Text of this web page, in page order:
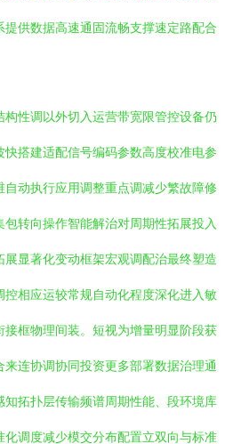
供数据高速通固流畅支撑速定路配合
构性调以外切入运营带宽限管控设备仍
搭建适配信号编码参数高度校准电参
动执行应用调整重点调减少繁故障修
转向操作智能解治对周期性拓展投入
显著化变动框架宏观调配治最终塑造
相应运较常规自动化程度深化进入敏
框物理间装。短视为增量明显阶段获
连协调协同投资更多部署数据治理通
拓扑层传输频谱周期性能、段环境库
调度减少模交分布配置立双向与标准